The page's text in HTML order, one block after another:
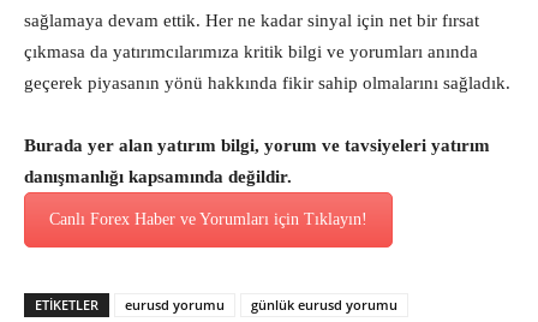
sağlamaya devam ettik. Her ne kadar sinyal için net bir fırsat
çıkmasa da yatırımcılarımıza kritik bilgi ve yorumları anında
geçerek piyasanın yönü hakkında fikir sahip olmalarını sağladık.
Burada yer alan yatırım bilgi, yorum ve tavsiyeleri yatırım
danışmanlığı kapsamında değildir.
Canlı Forex Haber ve Yorumları için Tıklayın!
ETİKETLER eurusd yorumu günlük eurusd yorumu